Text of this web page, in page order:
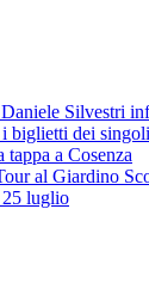
Silvestri
biglietti dei
a Cosenza
al Giardino
25 luglio